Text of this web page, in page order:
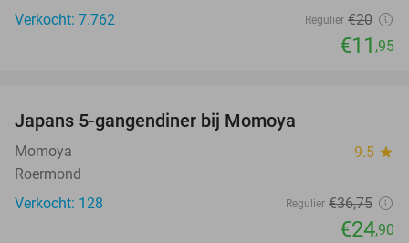
Verkocht: 7.762
Regulier €20
€11 ,95
Japans 5-gangendiner bij Momoya
Momoya 9.5 star
Roermond
Verkocht: 128
Regulier €36,75
€24,90